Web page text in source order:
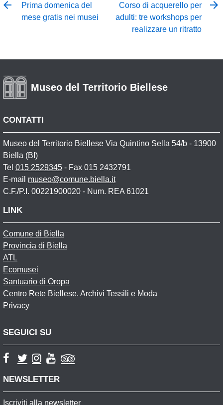
Prima domenica del
mese gratis nei musei
Corso di acquerello per
adulti: tre workshops per
realizzare un ritratto
Museo del Territorio Biellese
CONTATTI
Museo del Territorio Biellese Via Quintino Sella 54/b - 13900
Biella (BI)
Tel 015 2529345 - Fax 015 2432791
E-mail museo@comune.biella.it
C.F./P.I. 00221900020 - Num. REA 61021
LINK
Comune di Biella
Provincia di Biella
ATL
Ecomusei
Santuario di Oropa
Centro Rete Biellese. Archivi Tessili e Moda
Privacy
SEGUICI SU
NEWSLETTER
Iscriviti alla newsletter